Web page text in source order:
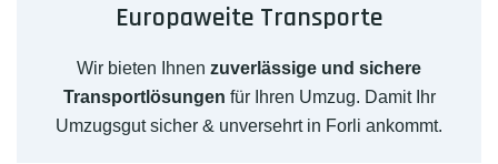
Europaweite Transporte
Wir bieten Ihnen zuverlässige und sichere
Transportlösungen für Ihren Umzug. Damit Ihr
Umzugsgut sicher & unversehrt in Forli ankommt.